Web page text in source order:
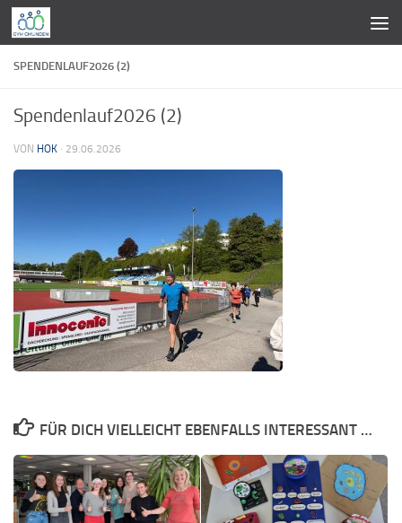
Zum Inhalt springen
SPENDENLAUF2026 (2)
Spendenlauf2026 (2)
VON HOK · 29.06.2026
FÜR DICH VIELLEICHT EBENFALLS INTERESSANT …